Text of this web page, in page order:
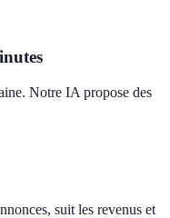
Notre IA propose des
suit les revenus et